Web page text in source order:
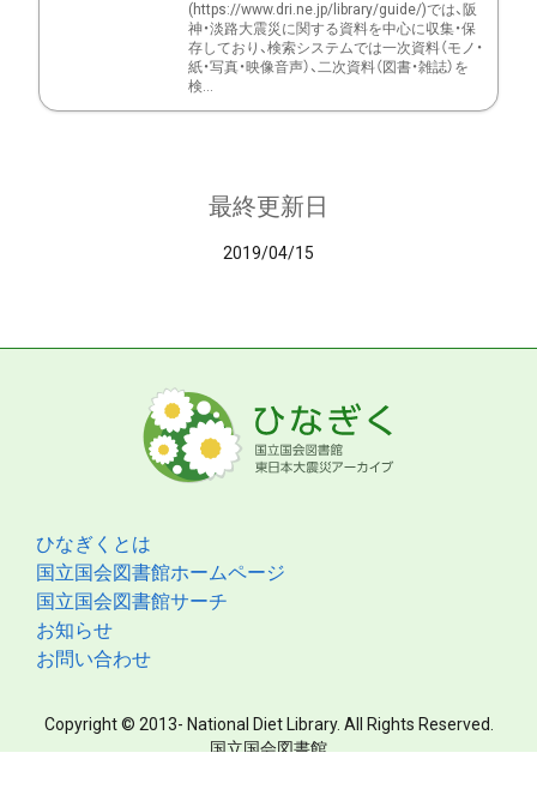
(https://www.dri.ne.jp/library/guide/)では、阪
神・淡路大震災に関する資料を中心に収集・保
存しており、検索システムでは一次資料（モノ・
紙・写真・映像音声）、二次資料（図書・雑誌）を
検...
最終更新日
2019/04/15
ひなぎくとは
国立国会図書館ホームページ
国立国会図書館サーチ
お知らせ
お問い合わせ
Copyright © 2013- National Diet Library. All Rights Reserved.